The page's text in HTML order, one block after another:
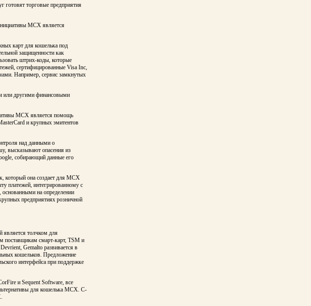
готовят торговые предприятия
MCX является
карт для кошелька под
защищенности как
штрих-коды, которые
сертифицированные Visa Inc,
Например, сервис замкнутых
или другими финансовыми
MCX является помощь
и крупных эмитентов
над данными о
высказывают опасения из
собирающий данные его
который она создает для MCX
платежей, интегрированному с
на определении
предприятиях розничной
является толчком для
поставщикам смарт-карт, TSM и
Gemalto развивается в
кошельков. Предложение
интерфейса при поддержке
и Sequent Software, все
для кошелька MCX. C-